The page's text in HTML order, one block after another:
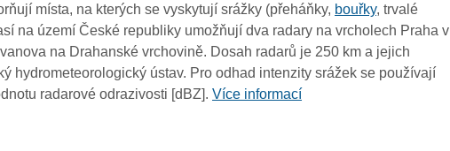
10:30
10:20
10:10
10:00
místa, na kterých se vyskytují srážky (přeháňky, bouřky, trvalé
na území České republiky umožňují dva radary na vrcholech Praha v
na Drahanské vrchovině. Dosah radarů je 250 km a jejich
hydrometeorologický ústav. Pro odhad intenzity srážek se používají
radarové odrazivosti [dBZ].Více informací